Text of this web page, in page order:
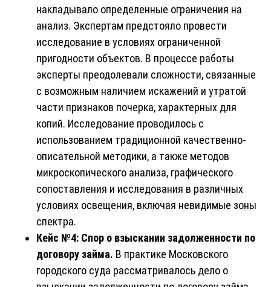
накладывало определенные ограничения на
анализ. Экспертам предстояло провести
исследование в условиях ограниченной
пригодности объектов. В процессе работы
эксперты преодолевали сложности, связанные
с возможным наличием искажений и утратой
части признаков почерка, характерных для
копий. Исследование проводилось с
использованием традиционной качественно-
описательной методики, а также методов
микроскопического анализа, графического
сопоставления и исследования в различных
условиях освещения, включая невидимые зоны
спектра.
Кейс №4: Спор о взыскании задолженности по
договору займа. В практике Московского
городского суда рассматривалось дело о